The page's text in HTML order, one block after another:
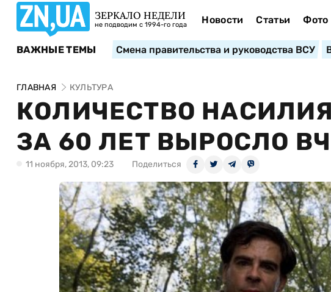
ЗЕРКАЛО НЕДЕЛИ
не подводим с 1994-го года Новости Статьи Фото
ВАЖНЫЕ ТЕМЫ Смена правительства и руководства ВСУ
ГЛАВНАЯ КУЛЬТУРА
КОЛИЧЕСТВО
ЗА 60 ЛЕТ ВЫРОСЛО
11 ноября, 2013, 09:23 Поделиться